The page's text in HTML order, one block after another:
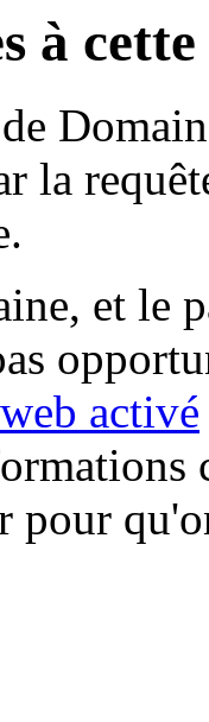
à
la
et le
activé
pour